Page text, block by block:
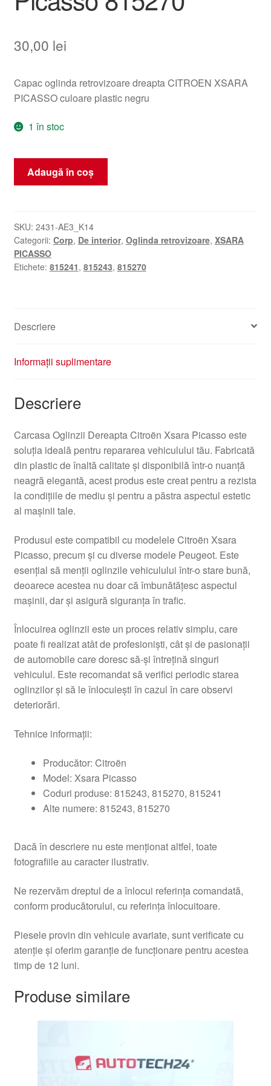
30,00 lei
Capac oglinda retrovizoare dreapta CITROEN XSARA
PICASSO culoare plastic negru
1 în stoc
Cantitate
Culoare
Oglindă
Dreapta
Citroën
Xsara
Adaugă în coș
SKU: 2431-AE3_K14
Categorii: Corp, De interior, Oglinda retrovizoare, XSARA
PICASSO
Etichete: 815241, 815243, 815270
Descriere
Informații suplimentare
Descriere
Carcasa Oglinzii Dereapta Citroën Xsara Picasso este
soluția ideală pentru repararea vehiculului tău. Fabricată
din plastic de înaltă calitate și disponibilă într-o nuanță
neagră elegantă, acest produs este creat pentru a rezista
la condițiile de mediu și pentru a păstra aspectul estetic
al mașinii tale.
Produsul este compatibil cu modelele Citroën Xsara
Picasso, precum și cu diverse modele Peugeot. Este
esențial să menții oglinzile vehiculului într-o stare bună,
deoarece acestea nu doar că îmbunătățesc aspectul
mașinii, dar și asigură siguranța în trafic.
Înlocuirea oglinzii este un proces relativ simplu, care
poate fi realizat atât de profesioniști, cât și de pasionații
de automobile care doresc să-și întrețină singuri
vehiculul. Este recomandat să verifici periodic starea
oglinzilor și să le înlocuiești în cazul în care observi
deteriorări.
Tehnice informații:
Producător: Citroën
Model: Xsara Picasso
Coduri produse: 815243, 815270, 815241
Alte numere: 815243, 815270
Dacă în descriere nu este menționat altfel, toate
fotografiile au caracter ilustrativ.
Ne rezervăm dreptul de a înlocui referința comandată,
conform producătorului, cu referința înlocuitoare.
Piesele provin din vehicule avariate, sunt verificate cu
atenție și oferim garanție de funcționare pentru acestea
timp de 12 luni.
Produse similare